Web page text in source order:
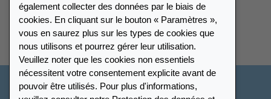
Répertoire des revendeurs
Trouver Leuchtturm
également collecter des données par le biais de
cookies. En cliquant sur le bouton « Paramètres »,
vous en saurez plus sur les types de cookies que
nous utilisons et pourrez gérer leur utilisation.
Veuillez noter que les cookies non essentiels
nécessitent votre consentement explicite avant de
pouvoir être utilisés. Pour plus d'informations,
France